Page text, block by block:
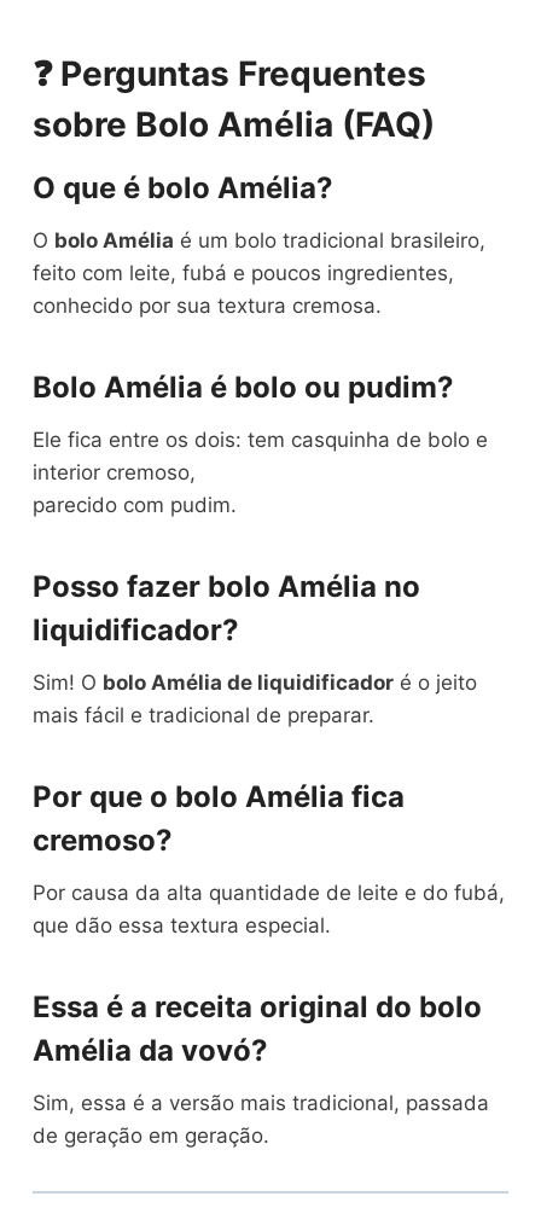
❓ Perguntas Frequentes
sobre Bolo Amélia (FAQ)
O que é bolo Amélia?
O bolo Amélia é um bolo tradicional brasileiro,
feito com leite, fubá e poucos ingredientes,
conhecido por sua textura cremosa.
Bolo Amélia é bolo ou pudim?
Ele fica entre os dois: tem casquinha de bolo e
interior cremoso,
parecido com pudim.
Posso fazer bolo Amélia no
liquidificador?
Sim! O bolo Amélia de liquidificador é o jeito
mais fácil e tradicional de preparar.
Por que o bolo Amélia fica
cremoso?
Por causa da alta quantidade de leite e do fubá,
que dão essa textura especial.
Essa é a receita original do bolo
Amélia da vovó?
Sim, essa é a versão mais tradicional, passada
de geração em geração.